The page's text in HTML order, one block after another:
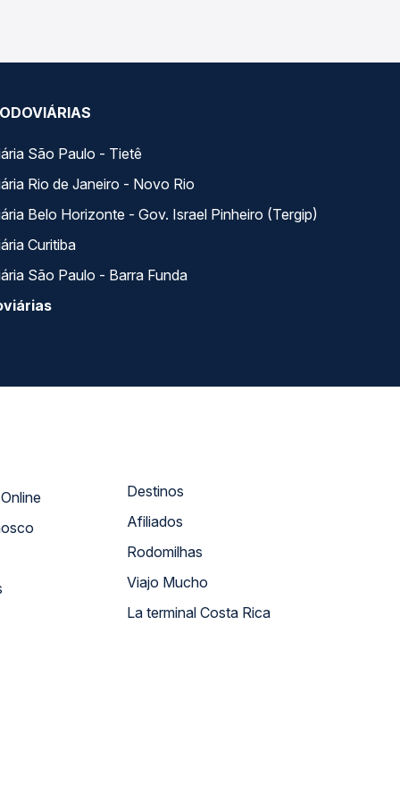
São Paulo - Tietê
Rio de Janeiro - Novo Rio
Belo Horizonte - Gov. Israel Pinheiro (Tergip)
Curitiba
São Paulo - Barra Funda
Atendimento Online
Destinos
Afiliados
Rodomilhas
Viajo Mucho
La terminal Costa Rica